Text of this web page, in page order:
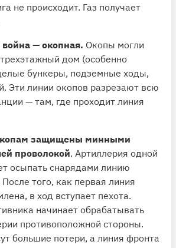
не происходит. Газ получает
— окопная. Окопы могли
дом (особенно
бункеры, подземные ходы,
Эти линии окопов разрезают всю
— там, где проходит линия
защищены минными
проволокой. Артиллерия одной
осыпать снарядами линию
того, как первая линия
в ход вступает пехота.
начинает обрабатывать
противоположной стороны.
большие потери, а линия фронта